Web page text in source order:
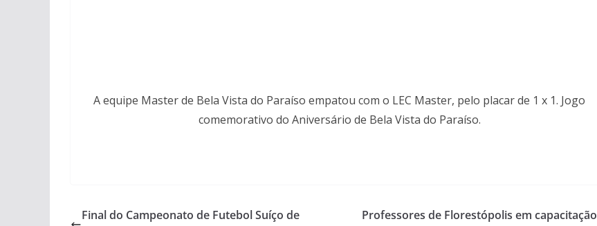
A equipe Master de Bela Vista do Paraíso empatou com o LEC Master, pelo placar de 1 x 1. Jogo
comemorativo do Aniversário de Bela Vista do Paraíso.
Final do Campeonato de Futebol Suíço de
Professores de Florestópolis em capacitação